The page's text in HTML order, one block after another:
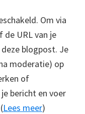
Om via
de URL van je
blogpost. Je
moderatie) op
of
bericht en voer
Lees meer)